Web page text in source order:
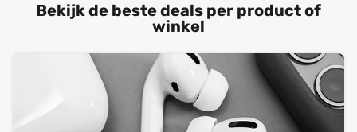
Bekijk de beste deals per product of
winkel